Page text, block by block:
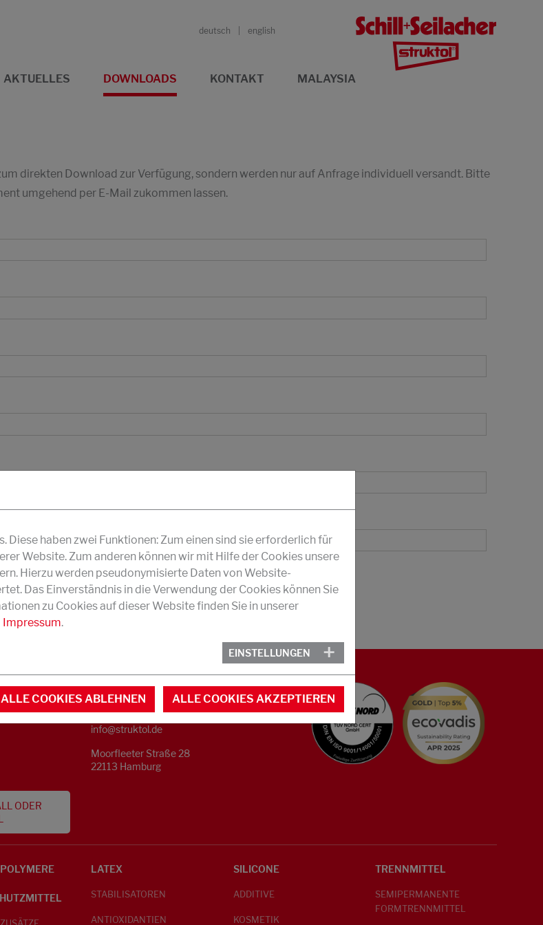
deutsch english
AKTUELLES DOWNLOADS KONTAKT MALAYSIA
direkten Download zur Verfügung, sondern werden nur auf Anfrage individuell versandt. Bitte
umgehend per E-Mail zukommen lassen.
ODER
KONTAKT
Telefon +49 40 733 62 - 0
info@struktol.de
Moorfleeter Straße 28
22113 Hamburg
LATEX
STABILISATOREN
ANTIOXIDANTIEN
SILICONE
ADDITIVE
KOSMETIK
TRENNMITTEL
SEMIPERMANENTE
FORMTRENNMITTEL
Diese haben zwei Funktionen: Zum einen sind sie erforderlich für
Website. Zum anderen können wir mit Hilfe der Cookies unsere
Hierzu werden pseudonymisierte Daten von Website-
Das Einverständnis in die Verwendung der Cookies können Sie
zu Cookies auf dieser Website finden Sie in unserer
Impressum.
EINSTELLUNGEN
ALLE COOKIES ABLEHNEN ALLE COOKIES AKZEPTIEREN